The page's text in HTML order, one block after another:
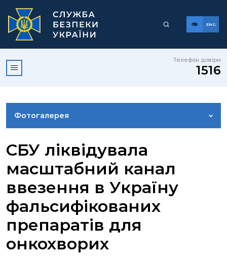
ENG
Телефон довіри
1516
Фотогалерея
ВІДЕОГАЛЕРЕЯ
КОНТАКТИ ПРЕСЦЕНТРУ
СБУ ліквідувала
масштабний канал
ввезення в Україну
фальсифікованих
препаратів для
онкохворих